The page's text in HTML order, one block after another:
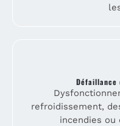
Défaillance
refroidissement,
incendies ou